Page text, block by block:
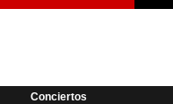
Conciertos